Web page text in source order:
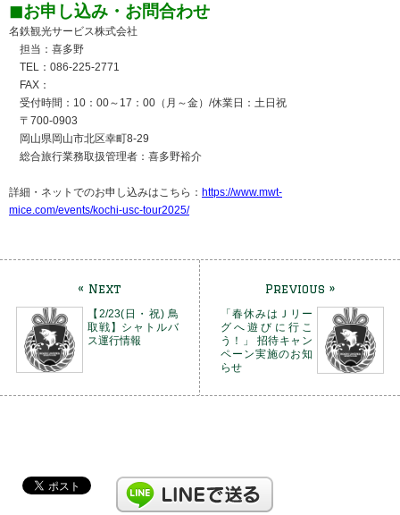
◼︎お申し込み・お問合わせ
名鉄観光サービス株式会社
担当：喜多野
TEL：086-225-2771
FAX：
受付時間：10：00～17：00（月～金）/休業日：土日祝
〒700-0903
岡山県岡山市北区幸町8-29
総合旅行業務取扱管理者：喜多野裕介
詳細・ネットでのお申し込みはこちら： https://www.mwt-
mice.com/events/kochi-usc-tour2025/
« Next
【2/23(日・祝) 鳥
取戦】シャトルバ
ス運行情報
Previous »
「春休みはＪリー
グへ遊びに行こ
う！」 招待キャン
ペーン実施のお知
らせ